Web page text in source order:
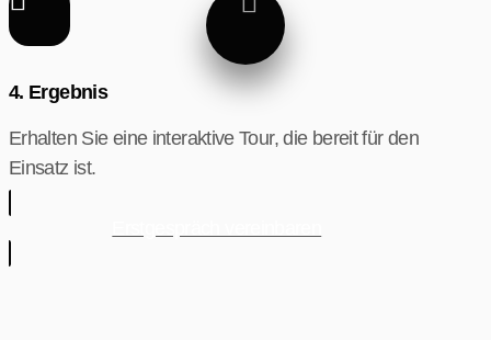
4. Ergebnis
Erhalten Sie eine interaktive Tour, die bereit für den
Einsatz ist.